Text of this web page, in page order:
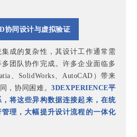
协同设计与虚拟验证
成的复杂性，其设计工作通常需
团队协作完成。许多企业面临多
、SolidWorks、AutoCAD）带来
， 协同困难。3DEXPERIENCE平
将这些异构数据连接起来，在统
理，大幅提升设计流程的一体化